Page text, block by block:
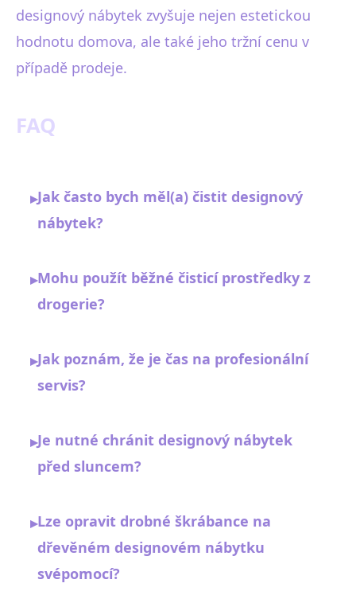
designový nábytek zvyšuje nejen estetickou
hodnotu domova, ale také jeho tržní cenu v
případě prodeje.
FAQ
▸Jak často bych měl(a) čistit designový
nábytek?
▸Mohu použít běžné čisticí prostředky z
drogerie?
▸Jak poznám, že je čas na profesionální
servis?
▸Je nutné chránit designový nábytek
před sluncem?
▸Lze opravit drobné škrábance na
dřevěném designovém nábytku
svépomocí?